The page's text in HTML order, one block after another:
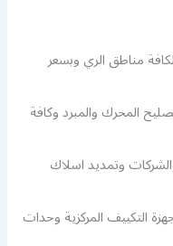
لكافة مناطق الري وبسعر
المحرك والمبرد وكافة
وتمديد اسلاك
التكييف المركزية وحدات